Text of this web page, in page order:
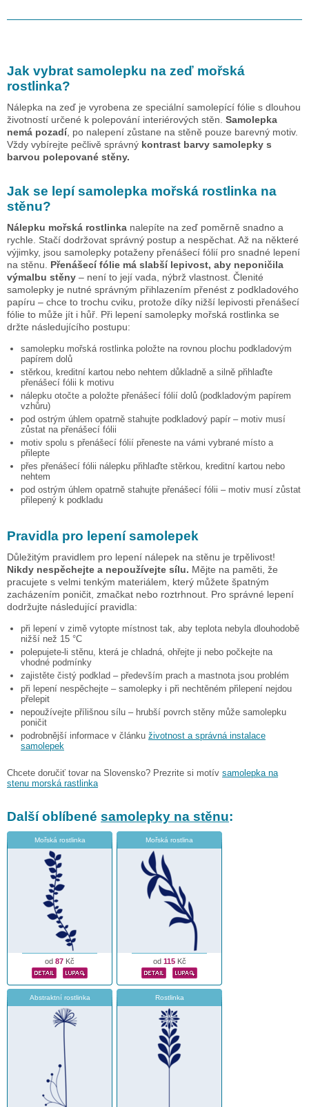
Jak vybrat samolepku na zeď mořská
rostlinka?
Nálepka na zeď je vyrobena ze speciální samolepící fólie s dlouhou
životností určené k polepování interiérových stěn. Samolepka
nemá pozadí, po nalepení zůstane na stěně pouze barevný motiv.
Vždy vybírejte pečlivě správný kontrast barvy samolepky s
barvou polepované stěny.
Jak se lepí samolepka mořská rostlinka na
stěnu?
Nálepku mořská rostlinka nalepíte na zeď poměrně snadno a
rychle. Stačí dodržovat správný postup a nespěchat. Až na některé
výjimky, jsou samolepky potaženy přenášecí fólií pro snadné lepení
na stěnu. Přenášecí fólie má slabší lepivost, aby neponičila
výmalbu stěny – není to její vada, nýbrž vlastnost. Členité
samolepky je nutné správným přihlazením přenést z podkladového
papíru – chce to trochu cviku, protože díky nižší lepivosti přenášecí
fólie to může jít i hůř. Při lepení samolepky mořská rostlinka se
držte následujícího postupu:
samolepku mořská rostlinkapoložte na rovnou plochu podkladovým
papírem dolů
stěrkou, kreditní kartou nebo nehtem důkladně a silně přihlaďte
přenášecí fólii k motivu
nálepku otočte a položte přenášecí fólií dolů (podkladovým papírem
vzhůru)
pod ostrým úhlem opatrně stahujte podkladový papír – motiv musí
zůstat na přenášecí fólii
motiv spolu s přenášecí fólií přeneste na vámi vybrané místo a
přilepte
přes přenášecí fólii nálepku přihlaďte stěrkou, kreditní kartou nebo
nehtem
pod ostrým úhlem opatrně stahujte přenášecí fólii – motiv musí zůstat
přilepený k podkladu
Pravidla pro lepení samolepek
Důležitým pravidlem pro lepení nálepek na stěnu je trpělivost!
Nikdy nespěchejte a nepoužívejte sílu. Mějte na paměti, že
pracujete s velmi tenkým materiálem, který můžete špatným
zacházením poničit, zmačkat nebo roztrhnout. Pro správné lepení
dodržujte následující pravidla:
při lepení v zimě vytopte místnost tak, aby teplota nebyla dlouhodobě
nižší než 15 °C
polepujete-li stěnu, která je chladná, ohřejte ji nebo počkejte na
vhodné podmínky
zajistěte čistý podklad – především prach a mastnota jsou problém
při lepení nespěchejte – samolepky i při nechtěném přilepení nejdou
přelepit
nepoužívejte přílišnou sílu – hrubší povrch stěny může samolepku
poničit
podrobnější informace v článku životnost a správná instalace
samolepek
Chcete doručiť tovar na Slovensko? Prezrite si motív samolepka na
stenu morská rastlinka
Další oblíbené samolepky na stěnu:
Mořská rostlinka
od 87 Kč
Mořská rostlina
od 115Kč
Abstraktní rostlinka Rostlinka